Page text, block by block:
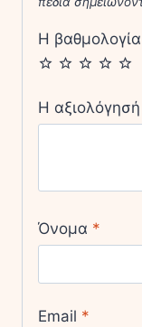
Η
Η
Όνομα *
Email *